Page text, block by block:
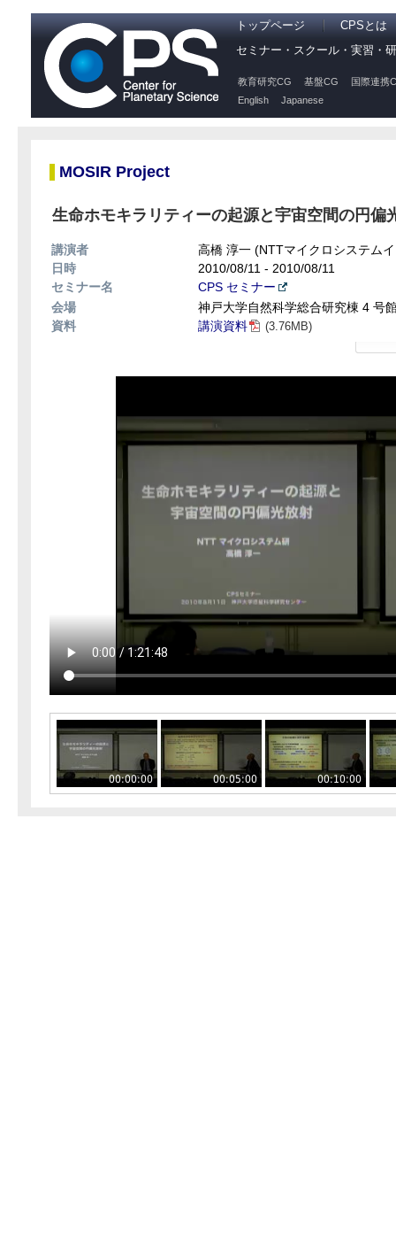
トップページ
CPSとは
セミナー・スクール・実習・
教育研究CG 基盤CG
国際連携
English
Japanese
MOSIR Project
生命ホモキラリティーの起源と宇宙空間の円偏
講演者
高橋 淳一 (NTTマイクロシステム
日時
2010/08/11 - 2010/08/11
セミナー名
CPS セミナー
会場
神戸大学自然科学総合研究棟 4 号
資料
講演資料 (3.76MB)
00:00:00 00:05:00 00:10:00